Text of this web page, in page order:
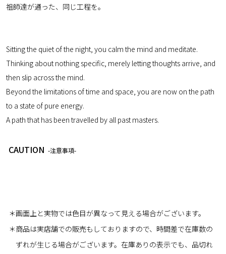
祖師達が通った、同じ工程を。
Sitting the quiet of the night, you calm the mind and meditate.
Thinking about nothing specific, merely letting thoughts arrive, and
then slip across the mind.
Beyond the limitations of time and space, you are now on the path
to a state of pure energy.
A path that has been travelled by all past masters.
CAUTION -注意事項-
＊画面上と実物では色目が異なって見える場合がございます。
＊商品は実店舗での販売もしておりますので、時間差で在庫数の
ずれが生じる場合がございます。在庫ありの表示でも、品切れ